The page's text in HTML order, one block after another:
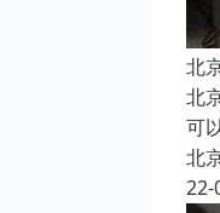
北
北
可
北
22-